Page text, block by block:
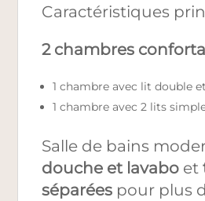
Caractéristiques
2 chambres
1 chambre avec lit double
1 chambre avec 2 lits
Salle de bains
douche et lavabo et
séparées pour plus